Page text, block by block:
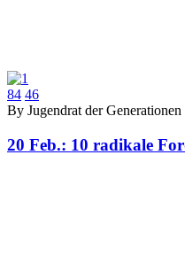
84 46
By Jugendrat der
20 Feb.: 10 radikale